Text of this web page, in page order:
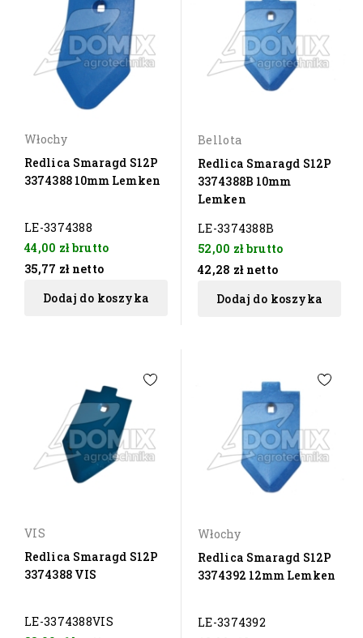
Włochy
Redlica Smaragd S12P
3374388 10mm Lemken
LE-3374388
44,00 złbrutto
35,77 zł netto
Dodaj do koszyka
Bellota
Redlica Smaragd S12P
3374388B 10mm
Lemken
LE-3374388B
52,00 złbrutto
42,28 zł netto
Dodaj do koszyka
VIS
Redlica Smaragd S12P
3374388 VIS
LE-3374388VIS
Włochy
Redlica Smaragd S12P
3374392 12mm Lemken
LE-3374392